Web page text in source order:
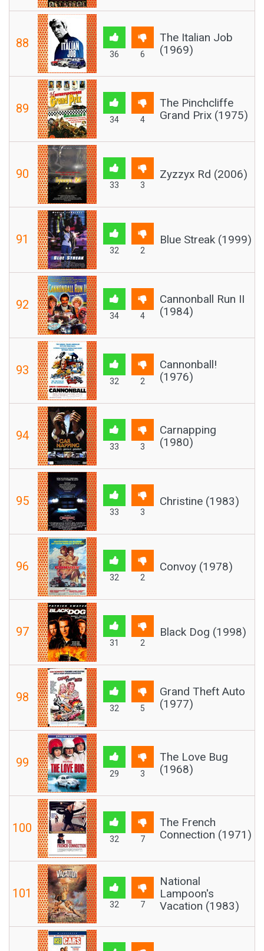
88
36 6
The Italian Job
(1969)
89
34 4
The Pinchcliffe
Grand Prix (1975)
90
33 3
Zyzzyx Rd (2006)
91
32 2
Blue Streak (1999)
92
34 4
Cannonball Run II
(1984)
93
32 2
Cannonball!
(1976)
94
33 3
Carnapping
(1980)
95
33 3
Christine (1983)
96
32 2
Convoy (1978)
97
31 2
Black Dog (1998)
98
32 5
Grand Theft Auto
(1977)
99
29 3
The Love Bug
(1968)
100
32 7
The French
Connection (1971)
101
32 7
National
Lampoon's
Vacation (1983)